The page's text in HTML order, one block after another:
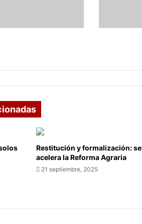
para
Restitución y formalización: se
acelera la Reforma Agraria
21 septiembre, 2025